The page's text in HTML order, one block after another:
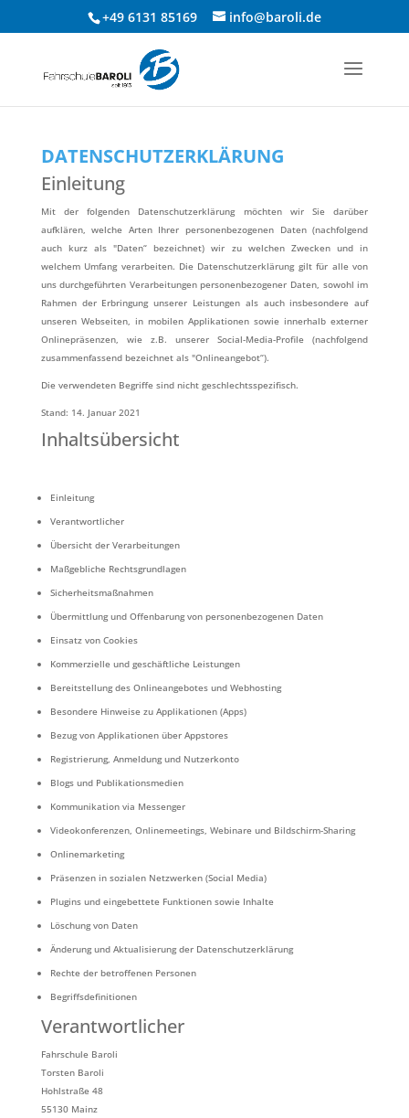
+49 6131 85169 info@baroli.de
DATENSCHUTZERKLÄRUNG
Einleitung
Mit der folgenden Datenschutzerklärung möchten wir Sie darüber
aufklären, welche Arten Ihrer personenbezogenen Daten (nachfolgend
auch kurz als "Daten“ bezeichnet) wir zu welchen Zwecken und in
welchem Umfang verarbeiten. Die Datenschutzerklärung gilt für alle von
uns durchgeführten Verarbeitungen personenbezogener Daten, sowohl im
Rahmen der Erbringung unserer Leistungen als auch insbesondere auf
unseren Webseiten, in mobilen Applikationen sowie innerhalb externer
Onlinepräsenzen, wie z.B. unserer Social-Media-Profile (nachfolgend
zusammenfassend bezeichnet als "Onlineangebot“).
Die verwendeten Begriffe sind nicht geschlechtsspezifisch.
Stand: 14. Januar 2021
Inhaltsübersicht
Einleitung
Verantwortlicher
Übersicht der Verarbeitungen
Maßgebliche Rechtsgrundlagen
Sicherheitsmaßnahmen
Übermittlung und Offenbarung von personenbezogenen Daten
Einsatz von Cookies
Kommerzielle und geschäftliche Leistungen
Bereitstellung des Onlineangebotes und Webhosting
Besondere Hinweise zu Applikationen (Apps)
Bezug von Applikationen über Appstores
Registrierung, Anmeldung und Nutzerkonto
Blogs und Publikationsmedien
Kommunikation via Messenger
Videokonferenzen, Onlinemeetings, Webinare und Bildschirm-Sharing
Onlinemarketing
Präsenzen in sozialen Netzwerken (Social Media)
Plugins und eingebettete Funktionen sowie Inhalte
Löschung von Daten
Änderung und Aktualisierung der Datenschutzerklärung
Rechte der betroffenen Personen
Begriffsdefinitionen
Verantwortlicher
Fahrschule Baroli
Torsten Baroli
Hohlstraße 48
55130 Mainz